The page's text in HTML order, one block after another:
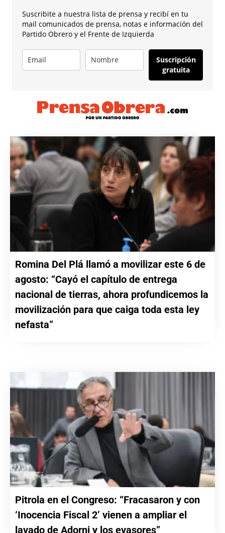
Suscribite a nuestra lista de prensa y recibí en tu
mail comunicados de prensa, notas e información del
Partido Obrero y el Frente de Izquierda
Suscripción
gratuita
Romina Del Plá llamó a movilizar este 6 de
agosto: “Cayó el capítulo de entrega
nacional de tierras, ahora profundicemos la
movilización para que caiga toda esta ley
nefasta”
Pitrola en el Congreso: “Fracasaron y con
‘Inocencia Fiscal 2’ vienen a ampliar el
lavado de Adorni y los evasores”